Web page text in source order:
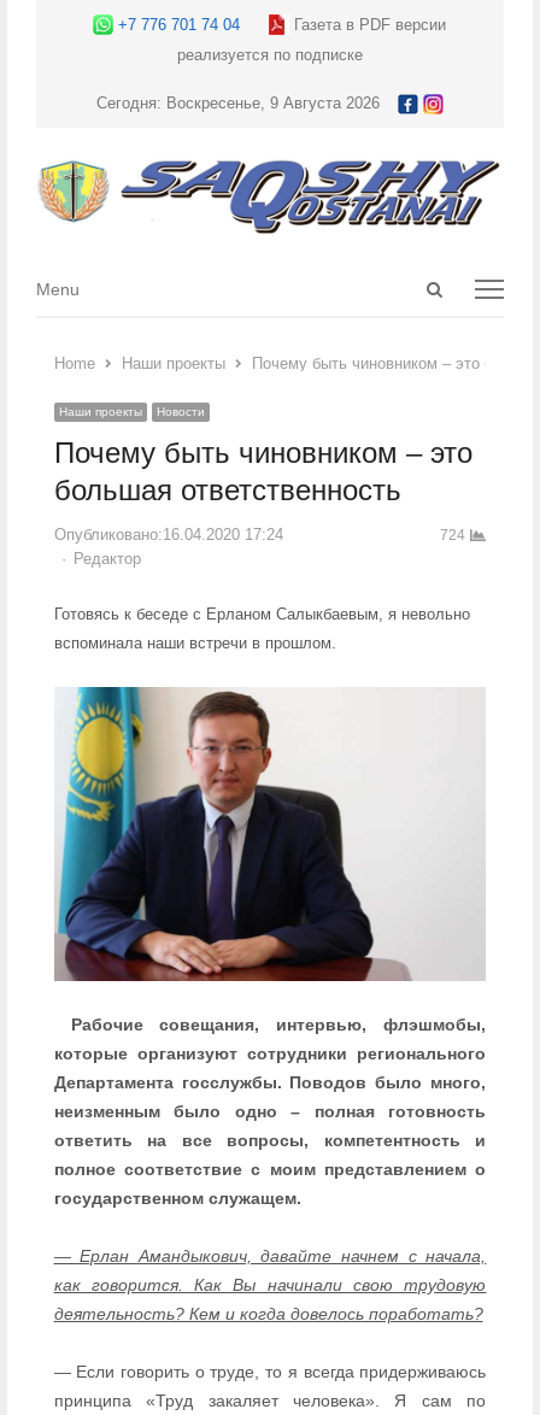
+7 776 701 74 04
Газета в PDF версии
реализуется по подписке
Сегодня: Воскресенье, 9 Августа 2026
Open
Menu
Menu
Home Наши проекты Почему быть чиновником – это
Наши проекты Новости
Почему быть чиновником – это
большая ответственность
Опубликовано:16.04.2020 17:24
Author
Редактор
724
Готовясь к беседе с Ерланом Салыкбаевым, я невольно
вспоминала наши встречи в прошлом.
Рабочие совещания, интервью, флэшмобы,
которые организуют сотрудники регионального
Департамента госслужбы. Поводов было много,
неизменным было одно – полная готовность
ответить на все вопросы, компетентность и
полное соответствие с моим представлением о
государственном служащем.
— Ерлан Амандыкович, давайте начнем с начала,
как говорится. Как Вы начинали свою трудовую
деятельность? Кем и когда довелось поработать?
— Если говорить о труде, то я всегда придерживаюсь
принципа «Труд закаляет человека». Я сам по